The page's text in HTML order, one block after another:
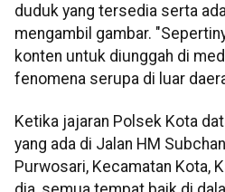
duduk yang tersedia serta
mengambil gambar.
konten untuk diunggah di
fenomena serupa di luar
Ketika jajaran Polsek Kota
yang ada di Jalan HM
Purwosari, Kecamatan Kota,